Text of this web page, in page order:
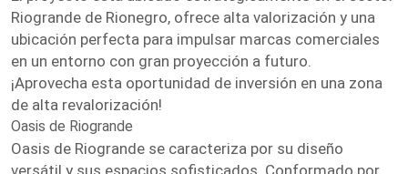
Riogrande de Rionegro, ofrece alta valorización y una
ubicación perfecta para impulsar marcas comerciales
en un entorno con gran proyección a futuro.
¡Aprovecha esta oportunidad de inversión en una zona
de alta revalorización!
Oasis de Riogrande
Oasis de Riogrande se caracteriza por su diseño
versátil y sus espacios sofisticados. Conformado por